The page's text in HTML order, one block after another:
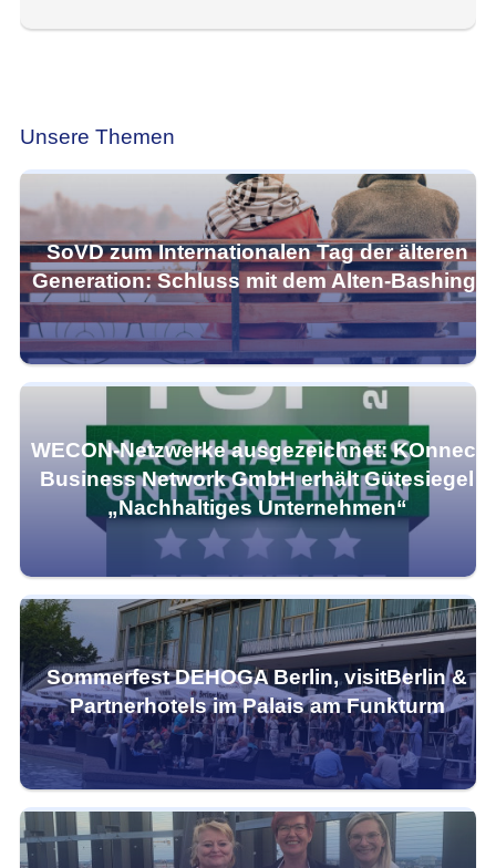
Unsere Themen
SoVD zum Internationalen Tag der älteren
Generation: Schluss mit dem Alten-Bashing!
WECON-Netzwerke ausgezeichnet: KOnnect
Business Network GmbH erhält Gütesiegel
„Nachhaltiges Unternehmen“
Sommerfest DEHOGA Berlin, visitBerlin &
Partnerhotels im Palais am Funkturm